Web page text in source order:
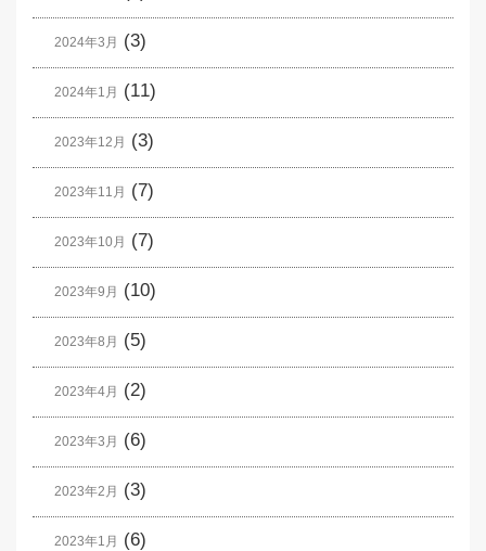
2024年3月 (3)
2024年1月 (11)
2023年12月 (3)
2023年11月 (7)
2023年10月 (7)
2023年9月 (10)
2023年8月 (5)
2023年4月 (2)
2023年3月 (6)
2023年2月 (3)
2023年1月 (6)